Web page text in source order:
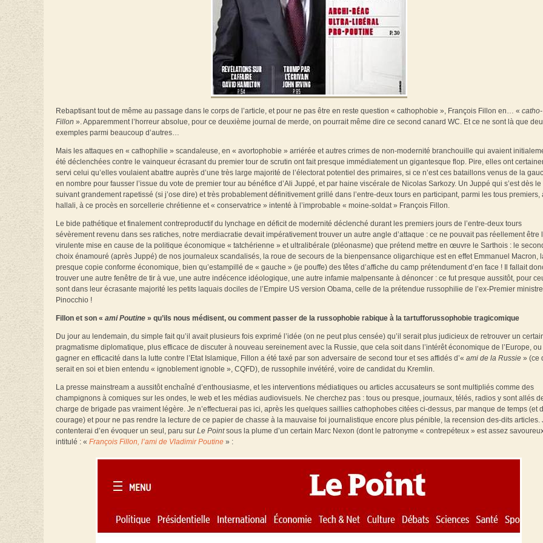
Rebaptisant tout de même au passage dans le corps de l’article, et pour ne pas être en reste question « cathophobie », François Fillon en… « catho-
Fillon ». Apparemment l’horreur absolue, pour ce deuxième journal de merde, on pourrait même dire ce second canard WC. Et ce ne sont là que
exemples parmi beaucoup d’autres…
Mais les attaques en « cathophilie » scandaleuse, en « avortophobie » arriérée et autres crimes de non-modernité branchouille qui avaient
été déclenchées contre le vainqueur écrasant du premier tour de scrutin ont fait presque immédiatement un gigantesque flop. Pire, elles ont
servi celui qu’elles voulaient abattre auprès d’une très large majorité de l’électorat potentiel des primaires, si ce n’est ces bataillons venus de la
en nombre pour fausser l’issue du vote de premier tour au bénéfice d’Ali Juppé, et par haine viscérale de Nicolas Sarkozy. Un Juppé qui s’est dès
suivant grandement rapetissé (si j’ose dire) et très probablement définitivement grillé dans l’entre-deux tours en participant, parmi les tous premiers,
hallali, à ce procès en sorcellerie chrétienne et « conservatrice » intenté à l’improbable « moine-soldat » François Fillon.
Le bide pathétique et finalement contreproductif du lynchage en déficit de modernité déclenché durant les premiers jours de l’entre-deux tours
sévèrement revenu dans ses ratiches, notre merdiacratie devait impérativement trouver un autre angle d’attaque : ce ne pouvait pas réellement être
virulente mise en cause de la politique économique « tatchérienne » et ultralibérale (pléonasme) que prétend mettre en œuvre le Sarthois : le
choix énamouré (après Juppé) de nos journaleux scandalisés, la roue de secours de la bienpensance oligarchique est en effet Emmanuel Macron,
presque copie conforme économique, bien qu’estampillé de « gauche » (je pouffe) des têtes d’affiche du camp prétendument d’en face ! Il fallait
trouver une autre fenêtre de tir à vue, une autre indécence idéologique, une autre infamie malpensante à dénoncer : ce fut presque aussitôt, pour
sont dans leur écrasante majorité les petits laquais dociles de l’Empire US version Obama, celle de la prétendue russophilie de l’ex-Premier
Pinocchio !
Fillon et son « ami Poutine » qu’ils nous médisent, ou comment passer de la russophobie rabique à la tartufforussophobie tragicomique
Du jour au lendemain, du simple fait qu’il avait plusieurs fois exprimé l’idée (on ne peut plus censée) qu’il serait plus judicieux de retrouver un
pragmatisme diplomatique, plus efficace de discuter à nouveau sereinement avec la Russie, que cela soit dans l’intérêt économique de l’Europe,
gagner en efficacité dans la lutte contre l’Etat Islamique, Fillon a été taxé par son adversaire de second tour et ses affidés d’« ami de la Russie » (ce
serait en soi et bien entendu « ignoblement ignoble », CQFD), de russophile invétéré, voire de candidat du Kremlin.
La presse mainstream a aussitôt enchaîné d’enthousiasme, et les interventions médiatiques ou articles accusateurs se sont multipliés comme des
champignons à comiques sur les ondes, le web et les médias audiovisuels. Ne cherchez pas : tous ou presque, journaux, télés, radios y sont allés
charge de brigade pas vraiment légère. Je n’effectuerai pas ici, après les quelques saillies cathophobes citées ci-dessus, par manque de temps (et
courage) et pour ne pas rendre la lecture de ce papier de chasse à la mauvaise foi journalistique encore plus pénible, la recension des-dits articles.
contenterai d’en évoquer un seul, paru sur Le Pointsous la plume d’un certain Marc Nexon (dont le patronyme « contrepéteux » est assez
intitulé : « François Fillon, l’ami de Vladimir Poutine » :